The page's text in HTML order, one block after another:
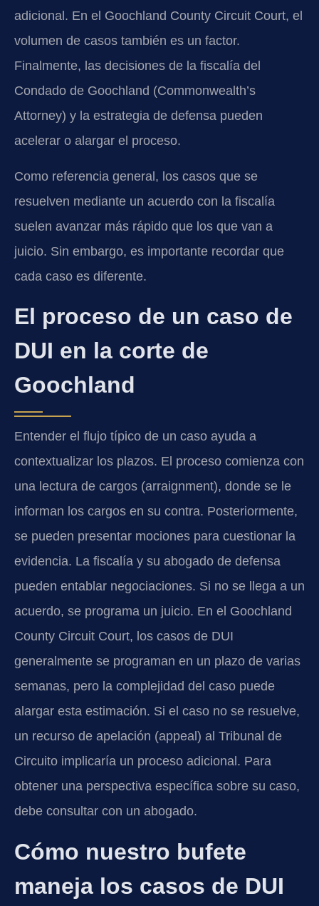
adicional. En el Goochland County Circuit Court, el
volumen de casos también es un factor.
Finalmente, las decisiones de la fiscalía del
Condado de Goochland (Commonwealth’s
Attorney) y la estrategia de defensa pueden
acelerar o alargar el proceso.
Como referencia general, los casos que se
resuelven mediante un acuerdo con la fiscalía
suelen avanzar más rápido que los que van a
juicio. Sin embargo, es importante recordar que
cada caso es diferente.
El proceso de un caso de
DUI en la corte de
Goochland
Entender el flujo típico de un caso ayuda a
contextualizar los plazos. El proceso comienza con
una lectura de cargos (arraignment), donde se le
informan los cargos en su contra. Posteriormente,
se pueden presentar mociones para cuestionar la
evidencia. La fiscalía y su abogado de defensa
pueden entablar negociaciones. Si no se llega a un
acuerdo, se programa un juicio. En el Goochland
County Circuit Court, los casos de DUI
generalmente se programan en un plazo de varias
semanas, pero la complejidad del caso puede
alargar esta estimación. Si el caso no se resuelve,
un recurso de apelación (appeal) al Tribunal de
Circuito implicaría un proceso adicional. Para
obtener una perspectiva específica sobre su caso,
debe consultar con un abogado.
Cómo nuestro bufete
maneja los casos de DUI